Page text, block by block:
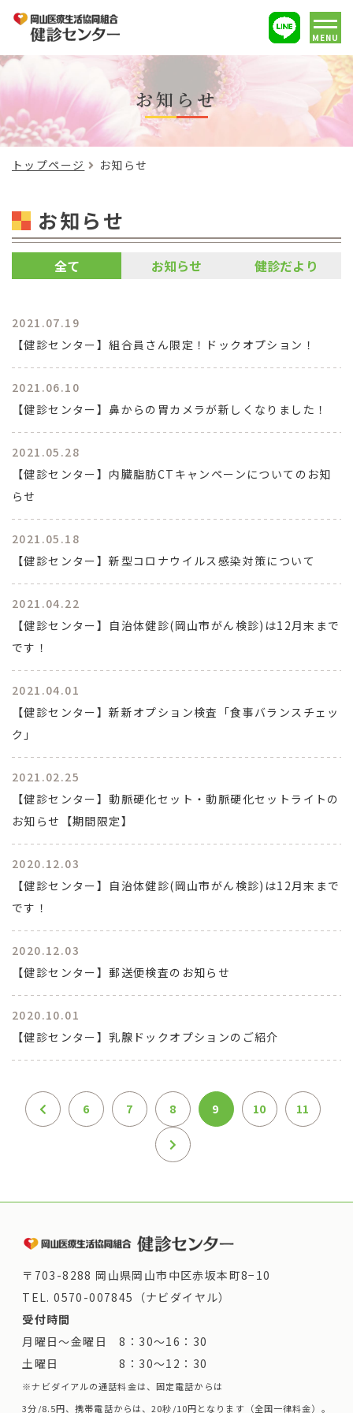
MENU
お知らせ
トップページ お知らせ
お知らせ
全て お知らせ 健診だより
2021.07.19
【健診センター】組合員さん限定！ドックオプション！
2021.06.10
【健診センター】鼻からの胃カメラが新しくなりました！
2021.05.28
【健診センター】内臓脂肪CTキャンペーンについてのお知
らせ
2021.05.18
【健診センター】新型コロナウイルス感染対策について
2021.04.22
【健診センター】自治体健診(岡山市がん検診)は12月末まで
です！
2021.04.01
【健診センター】新新オプション検査「食事バランスチェッ
ク」
2021.02.25
【健診センター】動脈硬化セット・動脈硬化セットライトの
お知らせ【期間限定】
2020.12.03
【健診センター】自治体健診(岡山市がん検診)は12月末まで
です！
2020.12.03
【健診センター】郵送便検査のお知らせ
2020.10.01
【健診センター】乳腺ドックオプションのご紹介
6 7 8 9 10 11
〒703-8288 岡山県岡山市中区赤坂本町8−10
TEL.0570-007845（ナビダイヤル）
受付時間
月曜日～金曜日 8：30～16：30
土曜日 8：30～12：30
※ナビダイアルの通話料金は、固定電話からは
3分/8.5円、携帯電話からは、20秒/10円となります（全国一律料金）。